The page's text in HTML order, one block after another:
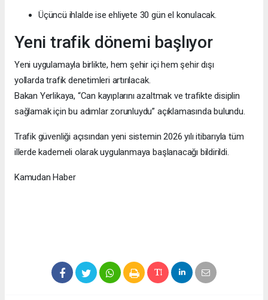
Üçüncü ihlalde ise ehliyete 30 gün el konulacak.
Yeni trafik dönemi başlıyor
Yeni uygulamayla birlikte, hem şehir içi hem şehir dışı
yollarda trafik denetimleri artırılacak.
Bakan Yerlikaya, “Can kayıplarını azaltmak ve trafikte disiplin
sağlamak için bu adımlar zorunluydu” açıklamasında bulundu.
Trafik güvenliği açısından yeni sistemin 2026 yılı itibarıyla tüm
illerde kademeli olarak uygulanmaya başlanacağı bildirildi.
Kamudan Haber